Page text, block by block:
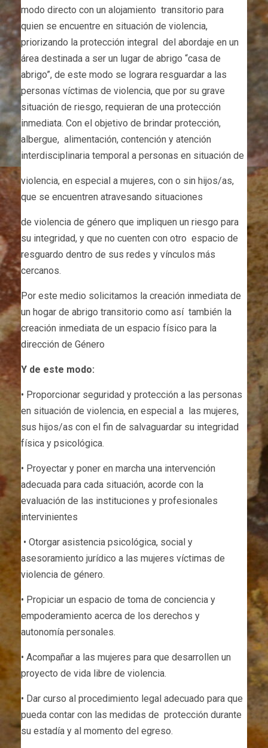
modo directo con un alojamiento transitorio para
quien se encuentre en situación de violencia,
priorizando la protección integral del abordaje en un
área destinada a ser un lugar de abrigo “casa de
abrigo”, de este modo se lograra resguardar a las
personas víctimas de violencia, que por su grave
situación de riesgo, requieran de una protección
inmediata. Con el objetivo de brindar protección,
albergue, alimentación, contención y atención
interdisciplinaria temporal a personas en situación de
violencia, en especial a mujeres, con o sin hijos/as,
que se encuentren atravesando situaciones
de violencia de género que impliquen un riesgo para
su integridad, y que no cuenten con otro espacio de
resguardo dentro de sus redes y vínculos más
cercanos.
Por este medio solicitamos la creación inmediata de
un hogar de abrigo transitorio como así también la
creación inmediata de un espacio físico para la
dirección de Género
Y de este modo:
• Proporcionar seguridad y protección a las personas
en situación de violencia, en especial a las mujeres,
sus hijos/as con el fin de salvaguardar su integridad
física y psicológica.
• Proyectar y poner en marcha una intervención
adecuada para cada situación, acorde con la
evaluación de las instituciones y profesionales
intervinientes
• Otorgar asistencia psicológica, social y
asesoramiento jurídico a las mujeres víctimas de
violencia de género.
• Propiciar un espacio de toma de conciencia y
empoderamiento acerca de los derechos y
autonomía personales.
• Acompañar a las mujeres para que desarrollen un
proyecto de vida libre de violencia.
• Dar curso al procedimiento legal adecuado para que
pueda contar con las medidas de protección durante
su estadía y al momento del egreso.